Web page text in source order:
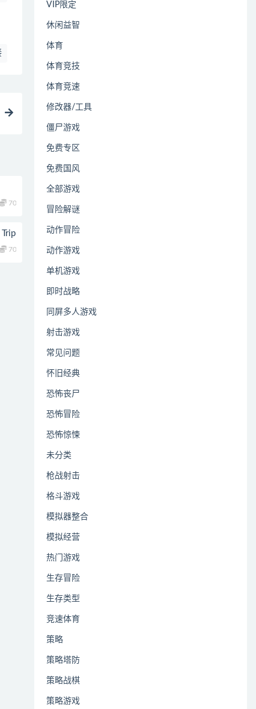
70
70
VIP限定
休闲益智
体育
体育竞技
体育竞速
修改器/工具
僵尸游戏
免费专区
免费国风
全部游戏
冒险解谜
动作冒险
动作游戏
单机游戏
即时战略
同屏多人游戏
射击游戏
常见问题
怀旧经典
恐怖丧尸
恐怖冒险
恐怖惊悚
未分类
枪战射击
格斗游戏
模拟器整合
模拟经营
热门游戏
生存冒险
生存类型
竞速体育
策略
策略塔防
策略战棋
策略游戏